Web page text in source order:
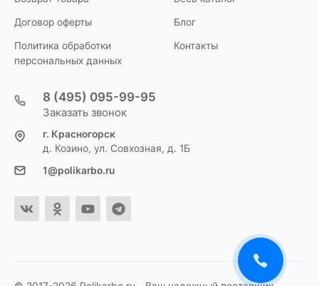
Договор оферты
Политика обработки
персональных данных
Блог
Контакты
8 (495) 095-99-95
Заказать звонок
г. Красногорск
д. Козино, ул. Совхозная, д. 1Б
1@polikarbo.ru